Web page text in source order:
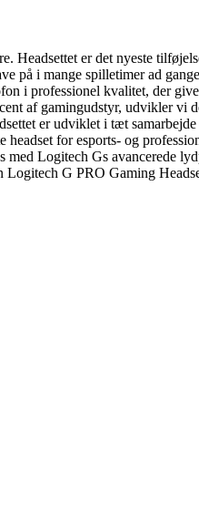
Headsettet er det nyeste
på i mange spilletimer ad
i professionel kvalitet, der
af gamingudstyr, udvikler vi
er udviklet i tæt
for esports- og
Logitech Gs avancerede
G PRO Gaming